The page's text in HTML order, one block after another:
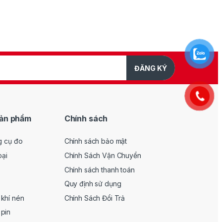
ĐĂNG KÝ
phẩm
cụ đo
nén
Chính sách
Chính sách bảo mật
Chính Sách Vận Chuyển
Chính sách thanh toán
Quy định sử dụng
Chính Sách Đổi Trả